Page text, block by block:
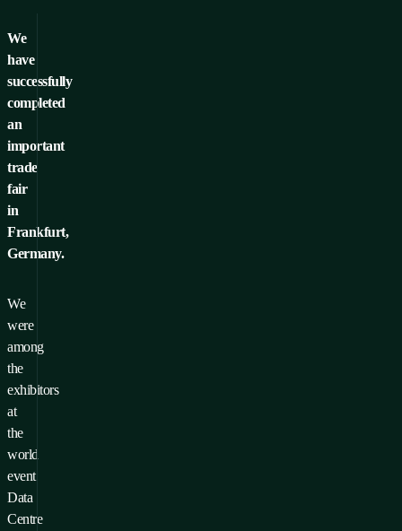
We
have
successfully
completed
an
important
trade
fair
in
Frankfurt,
Germany.
We
were
among
the
exhibitors
at
the
world
event
Data
Centre